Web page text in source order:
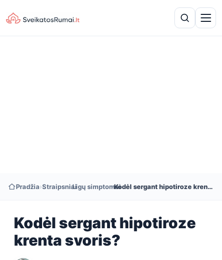
Pradžia›Straipsniai
›Ligų simptomai
› Kodėl sergant hipotiroze krenta svoris?
Kodėl sergant hipotiroze
krenta svoris?